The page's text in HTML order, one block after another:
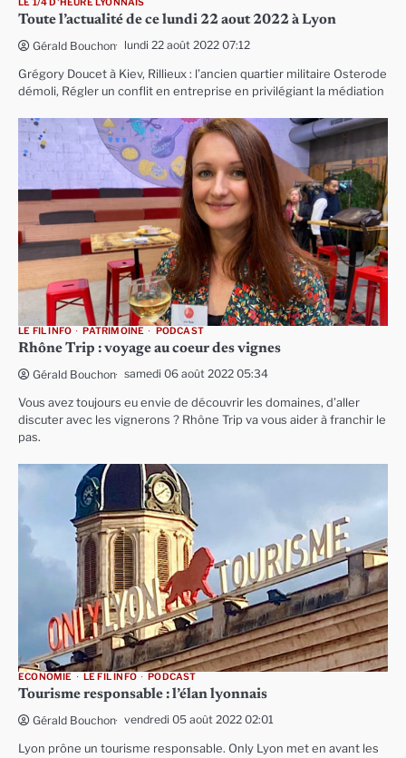
Toute l’actualité de ce lundi 22 aout 2022 à Lyon
Gérald Bouchon lundi 22 août 2022 07:12
Grégory Doucet à Kiev, Rillieux : l’ancien quartier militaire Osterode
démoli, Régler un conflit en entreprise en privilégiant la médiation
LE FIL INFO PATRIMOINE PODCAST
Rhône Trip : voyage au coeur des vignes
Gérald Bouchon samedi 06 août 2022 05:34
Vous avez toujours eu envie de découvrir les domaines, d’aller
discuter avec les vignerons ? Rhône Trip va vous aider à franchir le
pas.
ECONOMIE LE FIL INFO PODCAST
Tourisme responsable : l’élan lyonnais
Gérald Bouchon vendredi 05 août 2022 02:01
Lyon prône un tourisme responsable. Only Lyon met en avant les